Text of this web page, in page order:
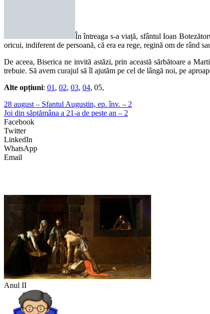
În întreaga s-a viață, sfântul Ioan
oricui, indiferent de persoană, că era ea rege, regină om de rând
De aceea, Biserica ne invită astăzi, prin această sărbătoare a
trebuie. Să avem curajul să îl ajutăm pe cel de lângă noi, pe
Alte opțiuni: 01 , 02, 03, 04, 05,
28 august – Sfantul Augustin, ep. înv. – 2
Joi din săptămâna a 21-a de peste an – 2
Facebook
Twitter
LinkedIn
WhatsApp
Email
Anul II